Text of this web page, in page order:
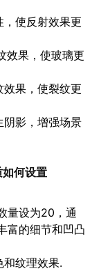
，使反射效果更
效果，使玻璃更
效果，使裂纹更
阴影，增强场景
何设置
量设为20，通
富的细节和凹凸
和纹理效果.